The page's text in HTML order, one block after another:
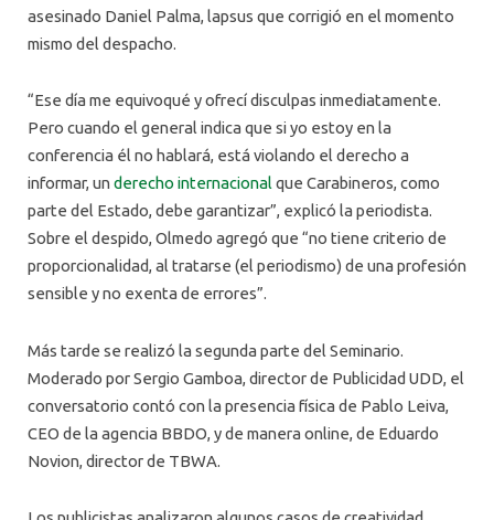
asesinado Daniel Palma, lapsus que corrigió en el momento
mismo del despacho.
“Ese día me equivoqué y ofrecí disculpas inmediatamente.
Pero cuando el general indica que si yo estoy en la
conferencia él no hablará, está violando el derecho a
informar, un derecho internacionalque Carabineros, como
parte del Estado, debe garantizar”, explicó la periodista.
Sobre el despido, Olmedo agregó que “no tiene criterio de
proporcionalidad, al tratarse (el periodismo) de una profesión
sensible y no exenta de errores”.
Más tarde se realizó la segunda parte del Seminario.
Moderado por Sergio Gamboa, director de Publicidad UDD, el
conversatorio contó con la presencia física de Pablo Leiva,
CEO de la agencia BBDO, y de manera online, de Eduardo
Novion, director de TBWA.